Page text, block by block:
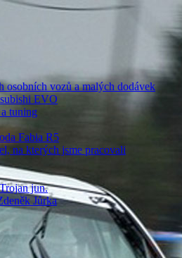
osobních vozů a malých dodávek
EVO
tuning
Fabia R5
na kterých jsme pracovali
jun.
Jůrka